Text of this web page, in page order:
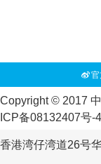
Copyright © 2017
ICP备08132407号-
香港湾仔湾道26号